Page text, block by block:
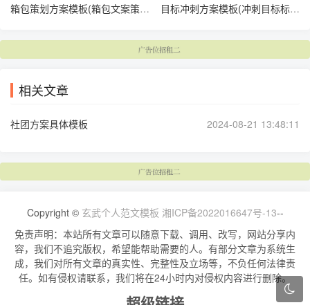
箱包策划方案模板(箱包文案策划)
目标冲刺方案模板(冲刺目标标语)
相关文章
社团方案具体模板 2024-08-21 13:48:11
Copyright © 玄武个人范文模板 湘ICP备2022016647号-13--
免责声明：本站所有文章可以随意下载、调用、改写，网站分享内
容，我们不追究版权，希望能帮助需要的人。有部分文章为系统生
成，我们对所有文章的真实性、完整性及立场等，不负任何法律责
任。如有侵权请联系，我们将在24小时内对侵权内容进行删除。